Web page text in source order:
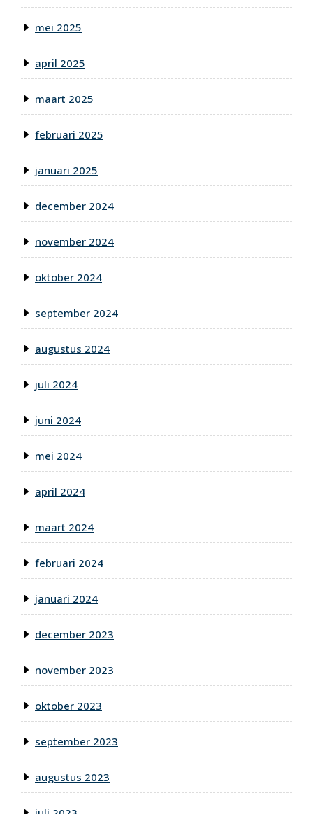
mei 2025
april 2025
maart 2025
februari 2025
januari 2025
december 2024
november 2024
oktober 2024
september 2024
augustus 2024
juli 2024
juni 2024
mei 2024
april 2024
maart 2024
februari 2024
januari 2024
december 2023
november 2023
oktober 2023
september 2023
augustus 2023